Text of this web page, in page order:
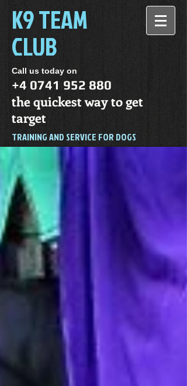
K9 TEAM
CLUB
Call us today on
+4 0741 952 880
the quickest way to get
target
TRAINING AND SERVICE FOR DOGS